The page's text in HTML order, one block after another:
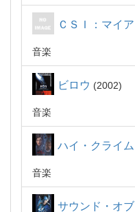
ＣＳＩ：マイア
音楽
ビロウ 2002
音楽
ハイ・クライ
音楽
サウンド・オ